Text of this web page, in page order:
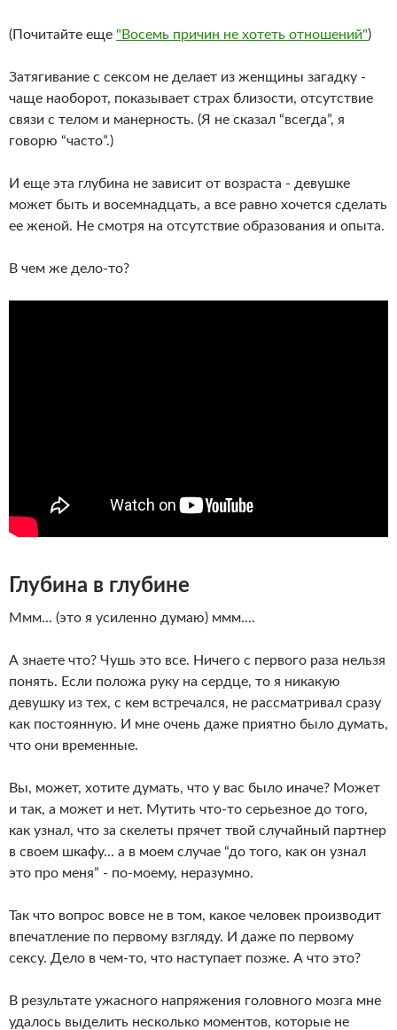
(Почитайте еще "Восемь причин не хотеть отношений")
Затягивание с сексом не делает из женщины загадку -
чаще наоборот, показывает страх близости, отсутствие
связи с телом и манерность. (Я не сказал “всегда”, я
говорю “часто”.)
И еще эта глубина не зависит от возраста - девушке
может быть и восемнадцать, а все равно хочется сделать
ее женой. Не смотря на отсутствие образования и опыта.
В чем же дело-то?
Глубина в глубине
Ммм... (это я усиленно думаю) ммм....
А знаете что? Чушь это все. Ничего с первого раза нельзя
понять. Если положа руку на сердце, то я никакую
девушку из тех, с кем встречался, не рассматривал сразу
как постоянную. И мне очень даже приятно было думать,
что они временные.
Вы, может, хотите думать, что у вас было иначе? Может
и так, а может и нет. Мутить что-то серьезное до того,
как узнал, что за скелеты прячет твой случайный партнер
в своем шкафу... а в моем случае “до того, как он узнал
это про меня” - по-моему, неразумно.
Так что вопрос вовсе не в том, какое человек производит
впечатление по первому взгляду. И даже по первому
сексу. Дело в чем-то, что наступает позже. А что это?
В результате ужасного напряжения головного мозга мне
удалось выделить несколько моментов, которые не